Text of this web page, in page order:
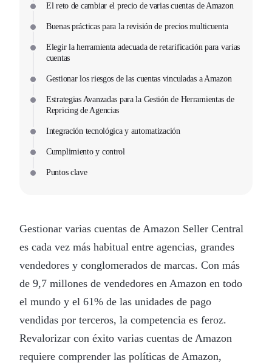
El reto de cambiar el precio de varias cuentas de Amazon
Buenas prácticas para la revisión de precios multicuenta
Elegir la herramienta adecuada de retarificación para varias
cuentas
Gestionar los riesgos de las cuentas vinculadas a Amazon
Estrategias Avanzadas para la Gestión de Herramientas de
Repricing de Agencias
Integración tecnológica y automatización
Cumplimiento y control
Puntos clave
Gestionar varias cuentas de Amazon Seller Central
es cada vez más habitual entre agencias, grandes
vendedores y conglomerados de marcas. Con más
de 9,7 millones de vendedores en Amazon en todo
el mundo y el 61% de las unidades de pago
vendidas por terceros, la competencia es feroz.
Revalorizar con éxito varias cuentas de Amazon
requiere comprender las políticas de Amazon,